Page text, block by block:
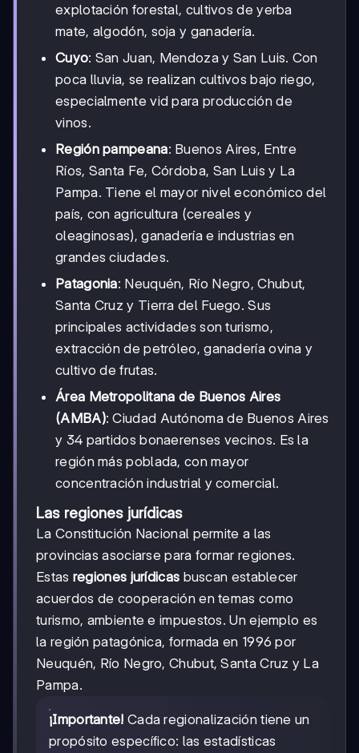
explotación forestal, cultivos de yerba
mate, algodón, soja y ganadería.
Cuyo: San Juan, Mendoza y San Luis. Con
poca lluvia, se realizan cultivos bajo riego,
especialmente vid para producción de
vinos.
Región pampeana: Buenos Aires, Entre
Ríos, Santa Fe, Córdoba, San Luis y La
Pampa. Tiene el mayor nivel económico del
país, con agricultura (cereales y
oleaginosas), ganadería e industrias en
grandes ciudades.
Patagonia: Neuquén, Río Negro, Chubut,
Santa Cruz y Tierra del Fuego. Sus
principales actividades son turismo,
extracción de petróleo, ganadería ovina y
cultivo de frutas.
Área Metropolitana de Buenos Aires
(AMBA): Ciudad Autónoma de Buenos Aires
y 34 partidos bonaerenses vecinos. Es la
región más poblada, con mayor
concentración industrial y comercial.
Las regiones jurídicas
La Constitución Nacional permite a las
provincias asociarse para formar regiones.
Estas regiones jurídicas buscan establecer
acuerdos de cooperación en temas como
turismo, ambiente e impuestos. Un ejemplo es
la región patagónica, formada en 1996 por
Neuquén, Río Negro, Chubut, Santa Cruz y La
Pampa.
¡Importante! Cada regionalización tiene un
propósito específico: las estadísticas